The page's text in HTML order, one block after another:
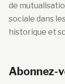
de
sociale dans
historique et
Abonnez-